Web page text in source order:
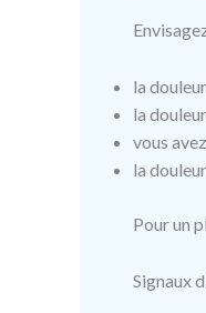
la
la
vous
la
Pour un
Signaux